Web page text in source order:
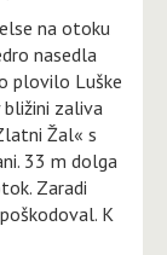
na otoku
nasedla
plovilo Luške
zaliva
Žal« s
33 m dolga
Zaradi
K